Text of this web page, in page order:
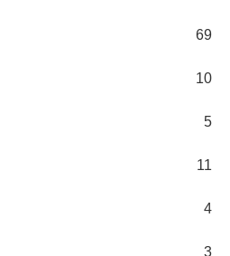
69
10
5
11
4
3